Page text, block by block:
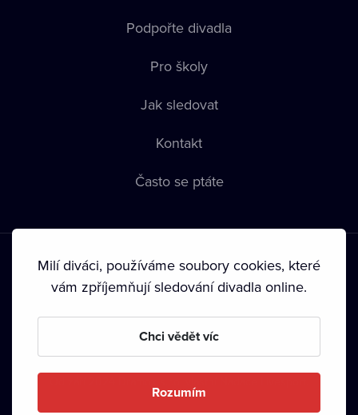
Podpořte divadla
Pro školy
Jak sledovat
Kontakt
Často se ptáte
Podmínky používání • Ochrana soukromí • Zásady používání
• Autorská práva•
Milí diváci, používáme soubory cookies, které
vám zpříjemňují sledování divadla online.
Chci vědět víc
Rozumím